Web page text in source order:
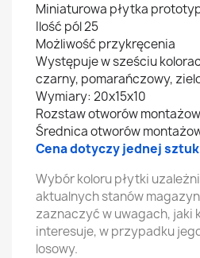
Miniaturowa płytka
Ilość pól 25
Możliwość przykręcenia
Występuje w sześciu
czarny, pomarańczowy,
Wymiary: 20x15x10
Rozstaw otworów
Średnica otworów
Cena dotyczy jednej
Wybór koloru płytki
aktualnych stanów
zaznaczyć w uwagach, jaki
interesuje, w przypadku
losowy.